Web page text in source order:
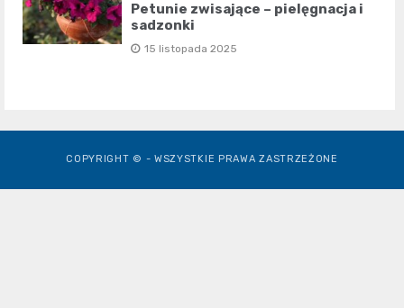
Petunie zwisające – pielęgnacja i
sadzonki
15 listopada 2025
COPYRIGHT © - WSZYSTKIE PRAWA ZASTRZEŻONE